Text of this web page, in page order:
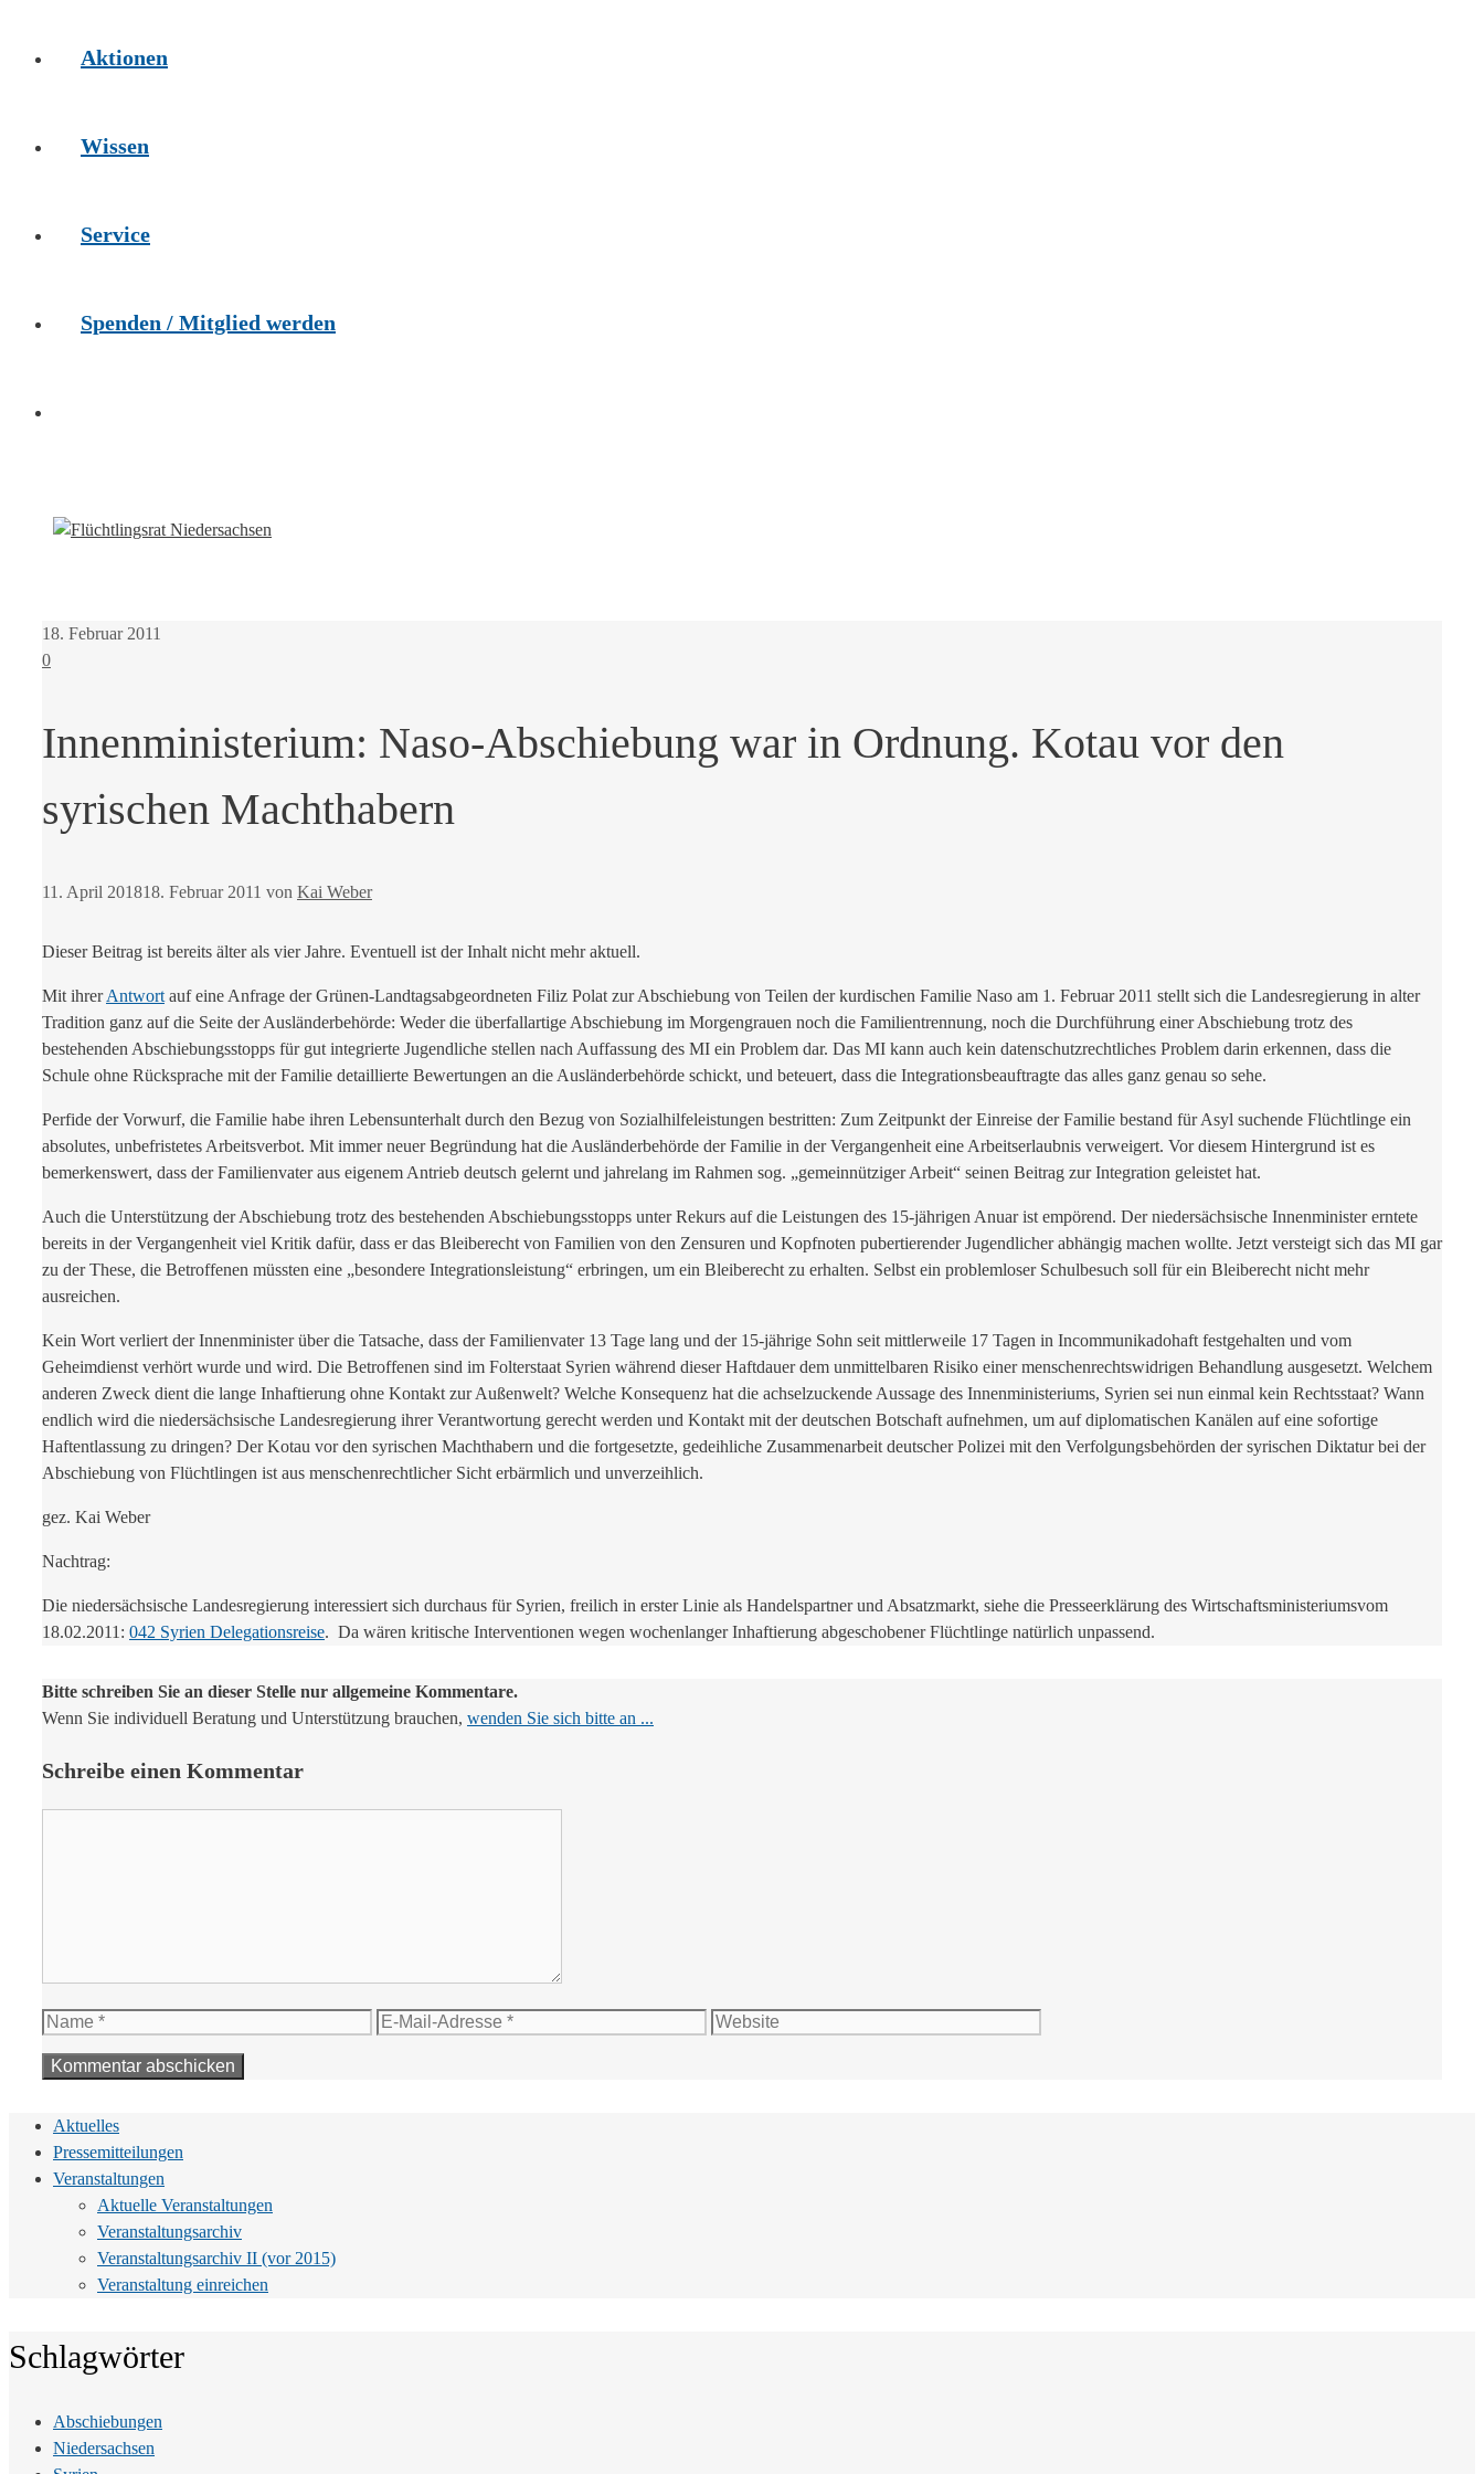
Aktionen
Wissen
Service
Spenden / Mitglied werden
18. Februar 2011
0
Innenministerium: Naso-Abschiebung war in Ordnung. Kotau vor den
syrischen Machthabern
11. April 201818. Februar 2011 von Kai Weber
Dieser Beitrag ist bereits älter als vier Jahre. Eventuell ist der Inhalt nicht mehr aktuell.
Mit ihrerAntwort auf eine Anfrage der Grünen-Landtagsabgeordneten Filiz Polat zur Abschiebung von Teilen der kurdischen Familie Naso am 1. Februar 2011 stellt sich die Landesregierung in alter
Tradition ganz auf die Seite der Ausländerbehörde: Weder die überfallartige Abschiebung im Morgengrauen noch die Familientrennung, noch die Durchführung einer Abschiebung trotz des
bestehenden Abschiebungsstopps für gut integrierte Jugendliche stellen nach Auffassung des MI ein Problem dar. Das MI kann auch kein datenschutzrechtliches Problem darin erkennen, dass die
Schule ohne Rücksprache mit der Familie detaillierte Bewertungen an die Ausländerbehörde schickt, und beteuert, dass die Integrationsbeauftragte das alles ganz genau so sehe.
Perfide der Vorwurf, die Familie habe ihren Lebensunterhalt durch den Bezug von Sozialhilfeleistungen bestritten: Zum Zeitpunkt der Einreise der Familie bestand für Asyl suchende Flüchtlinge ein
absolutes, unbefristetes Arbeitsverbot. Mit immer neuer Begründung hat die Ausländerbehörde der Familie in der Vergangenheit eine Arbeitserlaubnis verweigert. Vor diesem Hintergrund ist es
bemerkenswert, dass der Familienvater aus eigenem Antrieb deutsch gelernt und jahrelang im Rahmen sog. „gemeinnütziger Arbeit“ seinen Beitrag zur Integration geleistet hat.
Auch die Unterstützung der Abschiebung trotz des bestehenden Abschiebungsstopps unter Rekurs auf die Leistungen des 15-jährigen Anuar ist empörend. Der niedersächsische Innenminister erntete
bereits in der Vergangenheit viel Kritik dafür, dass er das Bleiberecht von Familien von den Zensuren und Kopfnoten pubertierender Jugendlicher abhängig machen wollte. Jetzt versteigt sich das MI gar
zu der These, die Betroffenen müssten eine „besondere Integrationsleistung“ erbringen, um ein Bleiberecht zu erhalten. Selbst ein problemloser Schulbesuch soll für ein Bleiberecht nicht mehr
ausreichen.
Kein Wort verliert der Innenminister über die Tatsache, dass der Familienvater 13 Tage lang und der 15-jährige Sohn seit mittlerweile 17 Tagen in Incommunikadohaft festgehalten und vom
Geheimdienst verhört wurde und wird. Die Betroffenen sind im Folterstaat Syrien während dieser Haftdauer dem unmittelbaren Risiko einer menschenrechtswidrigen Behandlung ausgesetzt. Welchem
anderen Zweck dient die lange Inhaftierung ohne Kontakt zur Außenwelt? Welche Konsequenz hat die achselzuckende Aussage des Innenministeriums, Syrien sei nun einmal kein Rechtsstaat? Wann
endlich wird die niedersächsische Landesregierung ihrer Verantwortung gerecht werden und Kontakt mit der deutschen Botschaft aufnehmen, um auf diplomatischen Kanälen auf eine sofortige
Haftentlassung zu dringen? Der Kotau vor den syrischen Machthabern und die fortgesetzte, gedeihliche Zusammenarbeit deutscher Polizei mit den Verfolgungsbehörden der syrischen Diktatur bei der
Abschiebung von Flüchtlingen ist aus menschenrechtlicher Sicht erbärmlich und unverzeihlich.
gez. Kai Weber
Nachtrag:
Die niedersächsische Landesregierung interessiert sich durchaus für Syrien, freilich in erster Linie als Handelspartner und Absatzmarkt, siehe die Presseerklärung des Wirtschaftsministeriumsvom
18.02.2011: 042 Syrien Delegationsreise. Da wären kritische Interventionen wegen wochenlanger Inhaftierung abgeschobener Flüchtlinge natürlich unpassend.
Bitte schreiben Sie an dieser Stelle nur allgemeine Kommentare.
Wenn Sie individuell Beratung und Unterstützung brauchen, wenden Sie sich bitte an ...
Schreibe einen Kommentar
Name
E-
Website
Aktuelles
Pressemitteilungen
Veranstaltungen
Aktuelle Veranstaltungen
Veranstaltungsarchiv
Veranstaltungsarchiv II (vor 2015)
Veranstaltung einreichen
Schlagwörter
Abschiebungen
Niedersachsen